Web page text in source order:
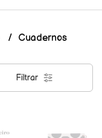
Cuadernos
Filtrar